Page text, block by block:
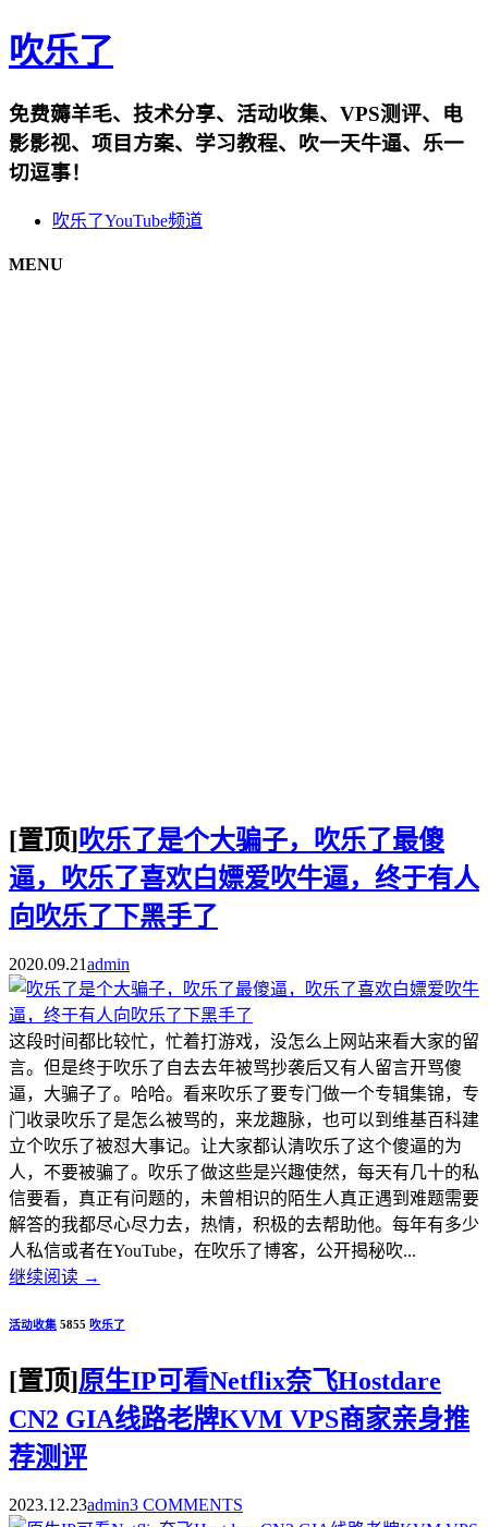
吹乐了
免费薅羊毛、技术分享、活动收集、VPS测评、电
影影视、项目方案、学习教程、吹一天牛逼、乐一
切逗事！
吹乐了YouTube频道
MENU
[置顶]吹乐了是个大骗子，吹乐了最傻
逼，吹乐了喜欢白嫖爱吹牛逼，终于有人
向吹乐了下黑手了
2020.09.21admin
这段时间都比较忙，忙着打游戏，没怎么上网站来看大家的留
言。但是终于吹乐了自去去年被骂抄袭后又有人留言开骂傻
逼，大骗子了。哈哈。看来吹乐了要专门做一个专辑集锦，专
门收录吹乐了是怎么被骂的，来龙趣脉，也可以到维基百科建
立个吹乐了被怼大事记。让大家都认清吹乐了这个傻逼的为
人，不要被骗了。吹乐了做这些是兴趣使然，每天有几十的私
信要看，真正有问题的，未曾相识的陌生人真正遇到难题需要
解答的我都尽心尽力去，热情，积极的去帮助他。每年有多少
人私信或者在YouTube，在吹乐了博客，公开揭秘吹...
继续阅读 →
活动收集 5855 吹乐了
[置顶]原生IP可看Netflix奈飞Hostdare
CN2 GIA线路老牌KVM VPS商家亲身推
荐测评
2023.12.23admin3 COMMENTS